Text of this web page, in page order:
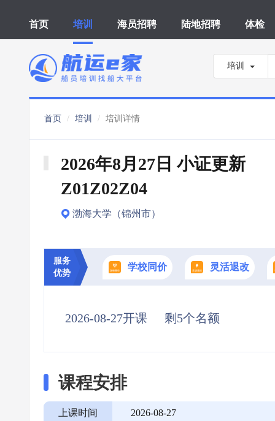
首页 培训 海员招聘 陆地招聘 体检
培训
首页 培训 培训详情
2026年8月27日 小证更新
Z01Z02Z04
渤海大学（锦州市）
服务
优势
学校同价 灵活退改
2026-08-27开课 剩5个名额
课程安排
上课时间 2026-08-27